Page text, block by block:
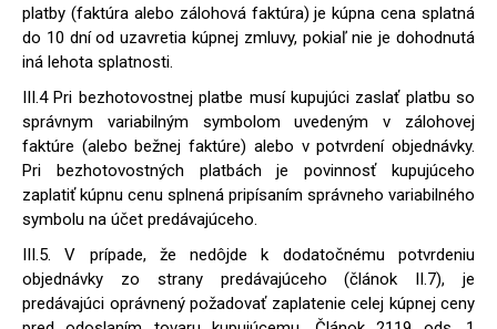
platby (faktúra alebo zálohová faktúra) je kúpna cena splatná
do 10 dní od uzavretia kúpnej zmluvy, pokiaľ nie je dohodnutá
iná lehota splatnosti.
III.4 Pri bezhotovostnej platbe musí kupujúci zaslať platbu so
správnym variabilným symbolom uvedeným v zálohovej
faktúre (alebo bežnej faktúre) alebo v potvrdení objednávky.
Pri bezhotovostných platbách je povinnosť kupujúceho
zaplatiť kúpnu cenu splnená pripísaním správneho variabilného
symbolu na účet predávajúceho.
III.5. V prípade, že nedôjde k dodatočnému potvrdeniu
objednávky zo strany predávajúceho (článok II.7), je
predávajúci oprávnený požadovať zaplatenie celej kúpnej ceny